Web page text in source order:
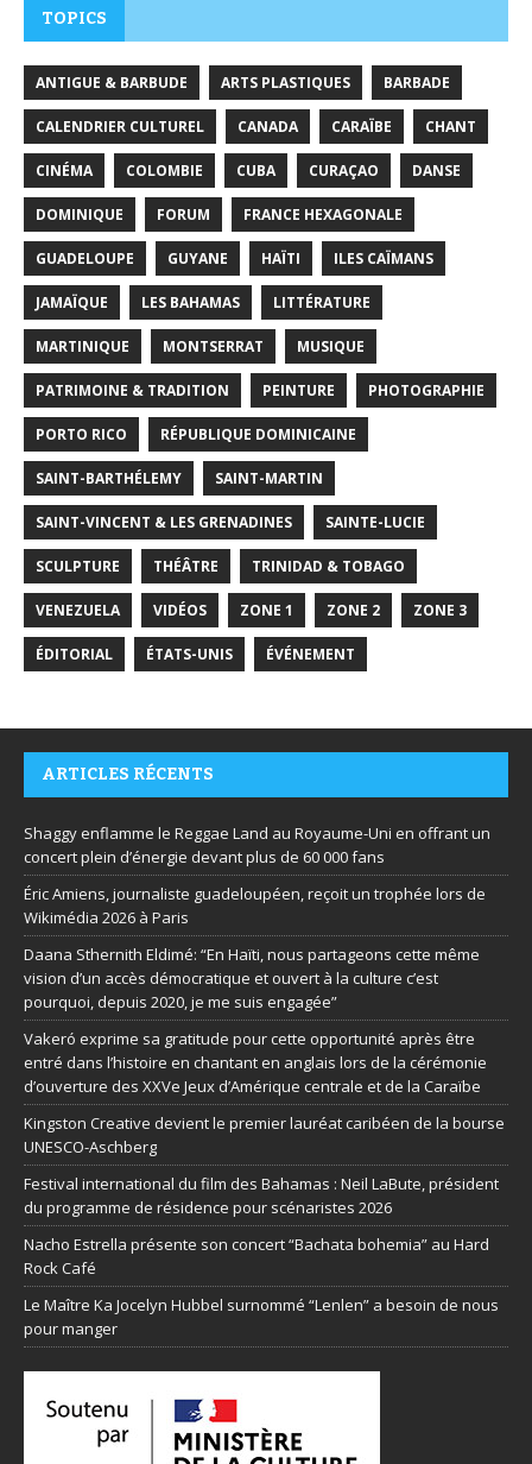
TOPICS
ANTIGUE & BARBUDE ARTS PLASTIQUES BARBADE
CALENDRIER CULTUREL CANADA CARAÏBE CHANT
CINÉMA COLOMBIE CUBA CURAÇAO DANSE
DOMINIQUE FORUM FRANCE HEXAGONALE
GUADELOUPE GUYANE HAÏTI ILES CAÏMANS
JAMAÏQUE LES BAHAMAS LITTÉRATURE
MARTINIQUE MONTSERRAT MUSIQUE
PATRIMOINE & TRADITION PEINTURE PHOTOGRAPHIE
PORTO RICO RÉPUBLIQUE DOMINICAINE
SAINT-BARTHÉLEMY SAINT-MARTIN
SAINT-VINCENT & LES GRENADINES SAINTE-LUCIE
SCULPTURE THÉÂTRE TRINIDAD & TOBAGO
VENEZUELA VIDÉOS ZONE 1 ZONE 2 ZONE 3
ÉDITORIAL ÉTATS-UNIS ÉVÉNEMENT
ARTICLES RÉCENTS
Shaggy enflamme le Reggae Land au Royaume-Uni en offrant un
concert plein d’énergie devant plus de 60 000 fans
Éric Amiens, journaliste guadeloupéen, reçoit un trophée lors de
Wikimédia 2026 à Paris
Daana Sthernith Eldimé: “En Haïti, nous partageons cette même
vision d’un accès démocratique et ouvert à la culture c’est
pourquoi, depuis 2020, je me suis engagée”
Vakeró exprime sa gratitude pour cette opportunité après être
entré dans l’histoire en chantant en anglais lors de la cérémonie
d’ouverture des XXVe Jeux d’Amérique centrale et de la Caraïbe
Kingston Creative devient le premier lauréat caribéen de la bourse
UNESCO-Aschberg
Festival international du film des Bahamas : Neil LaBute, président
du programme de résidence pour scénaristes 2026
Nacho Estrella présente son concert “Bachata bohemia” au Hard
Rock Café
Le Maître Ka Jocelyn Hubbel surnommé “Lenlen” a besoin de nous
pour manger